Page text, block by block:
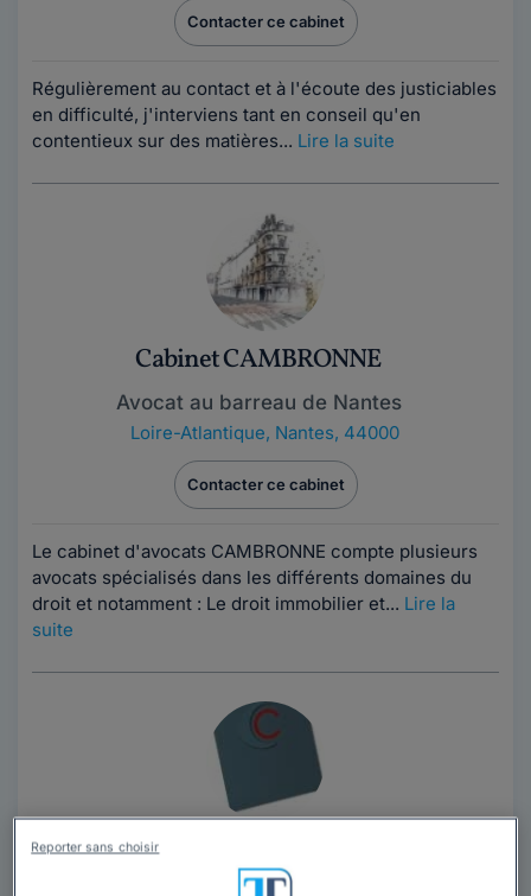
Contacter ce cabinet
Régulièrement au contact et à l'écoute des justiciables
en difficulté, j'interviens tant en conseil qu'en
contentieux sur des matières... Lire la suite
Cabinet CAMBRONNE
Avocat au barreau de Nantes
Loire-Atlantique, Nantes, 44000
Contacter ce cabinet
Le cabinet d'avocats CAMBRONNE compte plusieurs
avocats spécialisés dans les différents domaines du
droit et notamment : Le droit immobilier et... Lire la
suite
Maître Yann CASTEL
Avocat au barreau de Nantes
Reporter sans choisir